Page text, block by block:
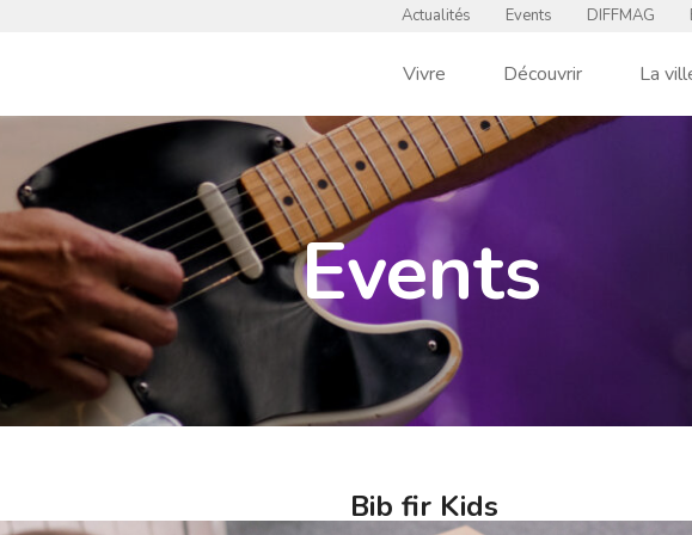
Actualités Events DIFFMAG
Vivre Découvrir La
Events
Bib fir Kids